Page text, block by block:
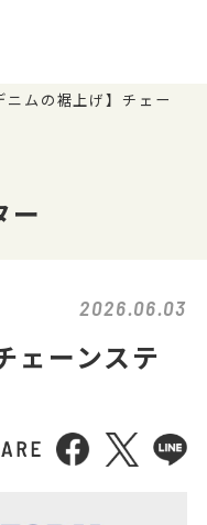
ニムの裾上げ】チェー
ー
2026.06.03
ェーンステ